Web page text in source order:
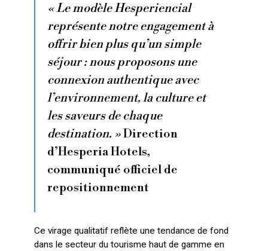
« Le modèle Hesperiencial
représente notre engagement à
offrir bien plus qu’un simple
séjour : nous proposons une
connexion authentique avec
l’environnement, la culture et
les saveurs de chaque
destination. »Direction
d’Hesperia Hotels,
communiqué officiel de
repositionnement
Ce virage qualitatif reflète une tendance de fond
dans le secteur du tourisme haut de gamme en